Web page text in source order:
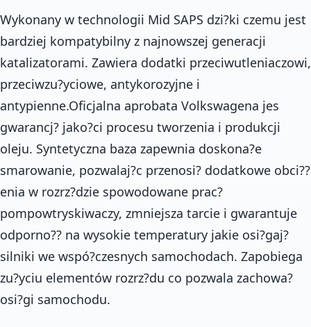
Wykonany w technologii Mid SAPS dzi?ki czemu jest
bardziej kompatybilny z najnowszej generacji
katalizatorami. Zawiera dodatki przeciwutleniaczowi,
przeciwzu?yciowe, antykorozyjne i
antypienne.Oficjalna aprobata Volkswagena jes
gwarancj? jako?ci procesu tworzenia i produkcji
oleju. Syntetyczna baza zapewnia doskona?e
smarowanie, pozwalaj?c przenosi? dodatkowe obci??
enia w rozrz?dzie spowodowane prac?
pompowtryskiwaczy, zmniejsza tarcie i gwarantuje
odporno?? na wysokie temperatury jakie osi?gaj?
silniki we wspó?czesnych samochodach. Zapobiega
zu?yciu elementów rozrz?du co pozwala zachowa?
osi?gi samochodu.